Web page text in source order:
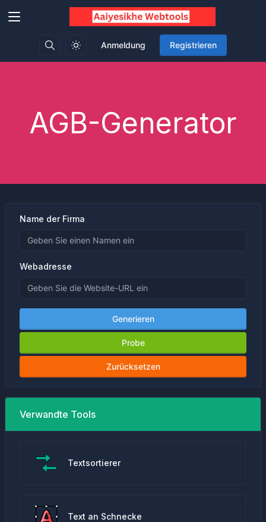
Anmeldung Registrieren
AGB-Generator
Name der Firma
Webadresse
Generieren
Probe
Zurücksetzen
Verwandte Tools
Textsortierer
Text an Schnecke